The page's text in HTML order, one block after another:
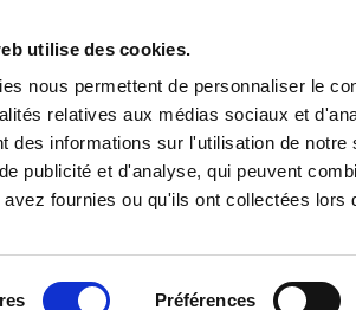
utilise des cookies.
nous permettent de personnaliser le
relatives aux médias sociaux et
des informations sur l'utilisation de
publicité et d'analyse, qui peuvent
fournies ou qu'ils ont collectées lors
Préférences
PUBLIER UN LIVRE
/ Bibliothèque Nationale de France / La vigne
LIVRES SONT IMPRIMÉS À LA